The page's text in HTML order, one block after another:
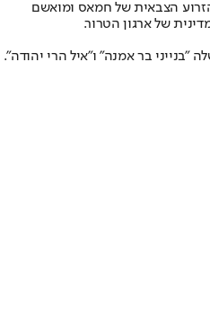
הצבאית של חמאס ומואשם
של ארגון הטרור.
"בנייני בר אמנה" ו"איל הרי יהודה".